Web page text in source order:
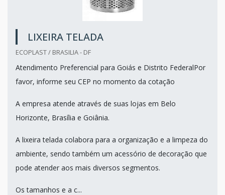
LIXEIRA TELADA
ECOPLAST / BRASILIA - DF
Atendimento Preferencial para Goiás e Distrito FederalPor
favor, informe seu CEP no momento da cotação
A empresa atende através de suas lojas em Belo
Horizonte, Brasília e Goiânia.
A lixeira telada colabora para a organização e a limpeza do
ambiente, sendo também um acessório de decoração que
pode atender aos mais diversos segmentos.
Os tamanhos e a c...